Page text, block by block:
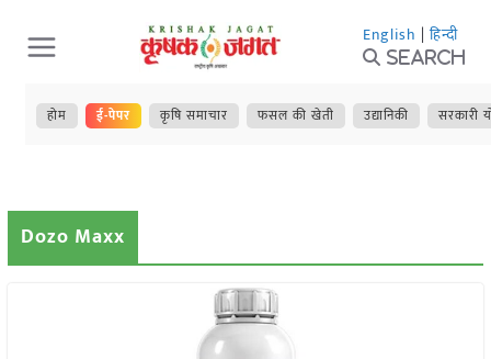
Skip
to
content
English | हिन्दी
Search
होम ई-पेपर कृषि समाचार फसल की खेती उद्यानिकी सरकारी
Dozo Maxx